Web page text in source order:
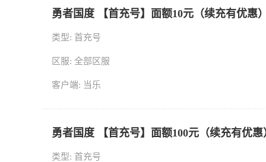
勇者国度 【首充号】面额10元（续充有优惠
类型: 首充号
区服: 全部区服
客户端: 当乐
勇者国度 【首充号】面额100元（续充有优惠
类型: 首充号